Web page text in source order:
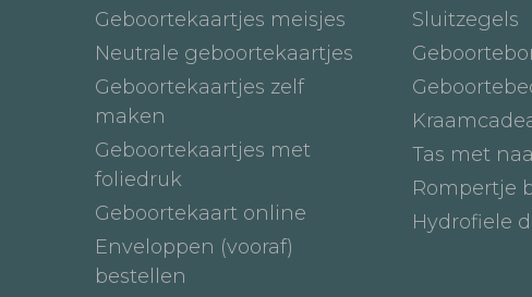
Geboortekaartjes meisjes
Neutrale geboortekaartjes
Geboortekaartjes zelf
maken
Geboortekaartjes met
foliedruk
Geboortekaart online
Enveloppen (vooraf)
bestellen
Sluitzegels
Tas met
Rompertje
Hydrofiele